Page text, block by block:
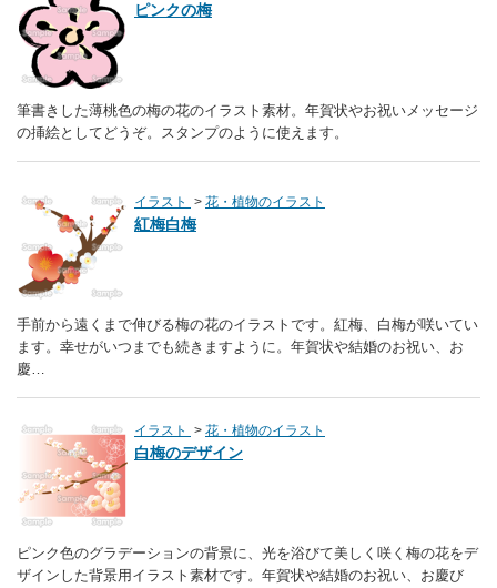
ピンクの梅
筆書きした薄桃色の梅の花のイラスト素材。年賀状やお祝いメッセージ
の挿絵としてどうぞ。スタンプのように使えます。
イラスト 花・植物のイラスト
紅梅白梅
手前から遠くまで伸びる梅の花のイラストです。紅梅、白梅が咲いてい
ます。幸せがいつまでも続きますように。年賀状や結婚のお祝い、お
慶…
イラスト 花・植物のイラスト
白梅のデザイン
ピンク色のグラデーションの背景に、光を浴びて美しく咲く梅の花をデ
ザインした背景用イラスト素材です。年賀状や結婚のお祝い、お慶び